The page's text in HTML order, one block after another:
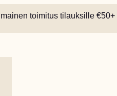
Ilmainen toimitus tilauksille €50+